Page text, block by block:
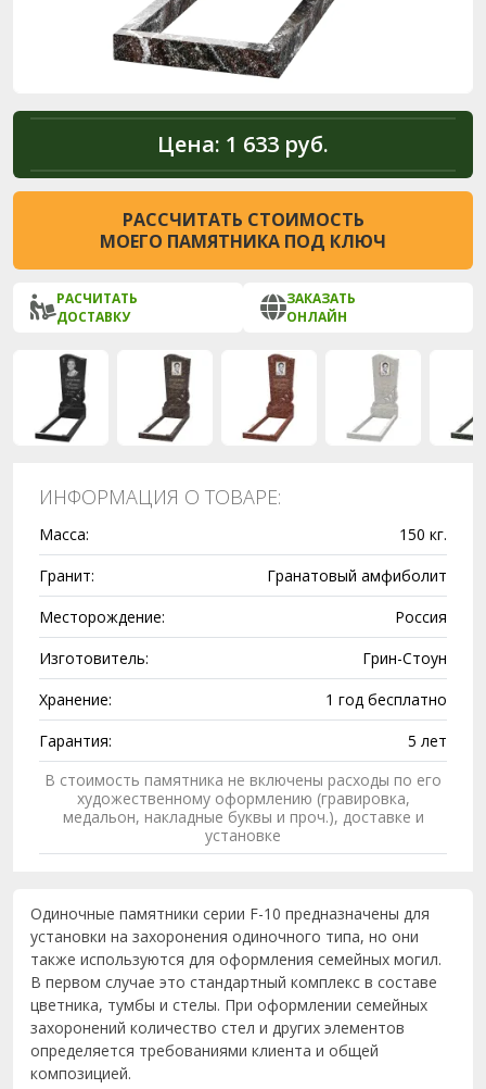
Цена: 1 633 руб.
РАССЧИТАТЬ СТОИМОСТЬ
МОЕГО ПАМЯТНИКА ПОД КЛЮЧ
РАСЧИТАТЬ
ДОСТАВКУ
ЗАКАЗАТЬ
ОНЛАЙН
ИНФОРМАЦИЯ О ТОВАРЕ:
Масса:
150 кг.
Гранит:
Гранатовый амфиболит
Месторождение:
Россия
Изготовитель:
Грин-Стоун
Хранение:
1 год бесплатно
Гарантия:
5 лет
В стоимость памятника не включены расходы по его
художественному оформлению (гравировка,
медальон, накладные буквы и проч.), доставке и
установке
Одиночные памятники серии F-10 предназначены для
установки на захоронения одиночного типа, но они
также используются для оформления семейных могил.
В первом случае это стандартный комплекс в составе
цветника, тумбы и стелы. При оформлении семейных
захоронений количество стел и других элементов
определяется требованиями клиента и общей
композицией.